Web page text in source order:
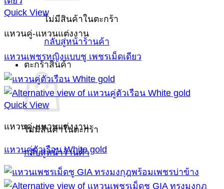
ไม่มีสินค้าในตะกร้า
กลับสู่หน้าร้านค้า
ตะกร้าสินค้า
ไม่มีสินค้าในตะกร้า
กลับสู่หน้าร้านค้า
Quick View
แหวนคู่-แหวนแต่งงาน
แหวนเพชรหญิงแบบชู เพชรเม็ดเดียว
Quick View
แหวนคู่-แหวนแต่งงาน
แหวนคู่ตัวเรือน White gold